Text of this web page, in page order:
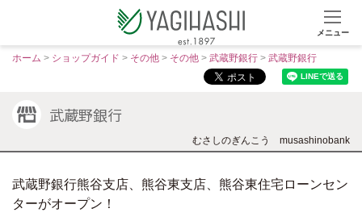
o
メニュー
ホーム > ショップガイド > その他 > その他 > 武蔵野銀行 > 武蔵野銀行
武蔵野銀行
むさしのぎんこう musashinobank
武蔵野銀行熊谷支店、熊谷東支店、熊谷東住宅ローンセン
ターがオープン！